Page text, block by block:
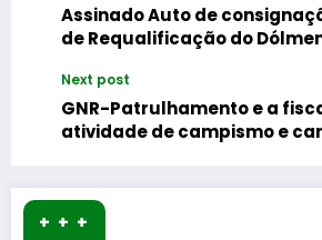
Assinado Auto de
de Requalificação do
Next post
GNR-Patrulhamento e a
atividade de campismo e
+ + +